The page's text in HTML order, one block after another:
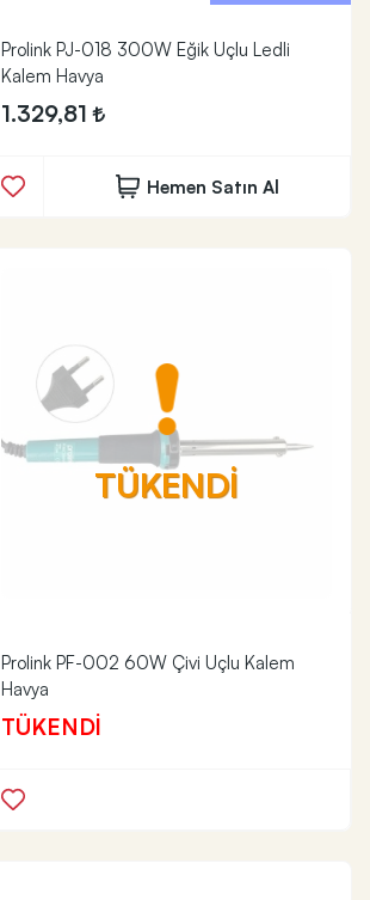
Prolink PJ-018 300W Eğik Uçlu Ledli
Kalem Havya
1.329,81
Hemen Satın Al
TÜKENDİ
Prolink PF-002 60W Çivi Uçlu Kalem
Havya
TÜKENDİ